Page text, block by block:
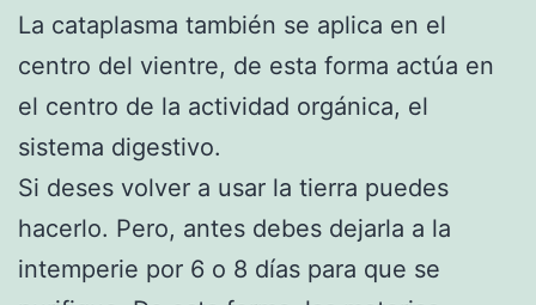
La cataplasma también se aplica en el
centro del vientre, de esta forma actúa en
el centro de la actividad orgánica, el
sistema digestivo.
Si deses volver a usar la tierra puedes
hacerlo. Pero, antes debes dejarla a la
intemperie por 6 o 8 días para que se